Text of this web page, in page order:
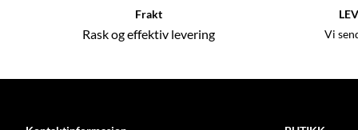
Frakt
Rask og effektiv levering Vi